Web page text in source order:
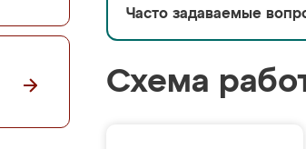
Часто задаваемые
Схема